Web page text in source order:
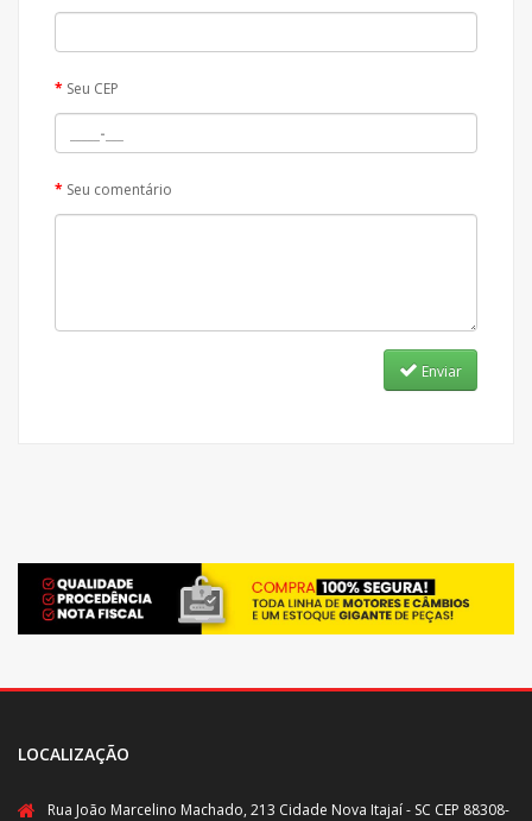
Seu CEP
Seu comentário
Enviar
LOCALIZAÇÃO
Rua João Marcelino Machado, 213 Cidade Nova Itajaí - SC CEP 88308-